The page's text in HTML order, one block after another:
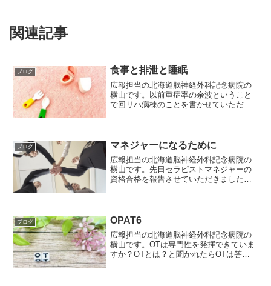
関連記事
ブログ 食事と排泄と睡眠
広報担当の北海道脳神経外科記念病院の
横山です。以前重症率の余波ということ
で回リハ病棟のことを書かせていただき
は、「リハビリテーション」...
ブログ マネジャーになるために
広報担当の北海道脳神経外科記念病院の
横山です。先日セラピストマネジャーの
資格合格を報告させていただきました。1
スムーズにとはいってい...
ブログ OPAT6
広報担当の北海道脳神経外科記念病院の
横山です。OTは専門性を発揮できていま
すか？OTとは？と聞かれたらOTは答え